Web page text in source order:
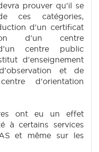
prouver qu'il se
ces catégories,
d'un certificat
d'un centre
d'un centre public
d'enseignement
et de
d'orientation
ont eu un effet
à certains services
et même sur les